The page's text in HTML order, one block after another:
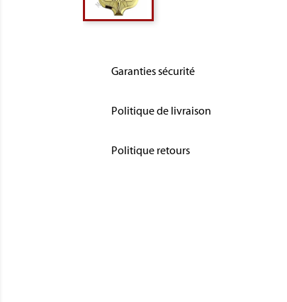
Garanties sécurité
Politique de livraison
Politique retours